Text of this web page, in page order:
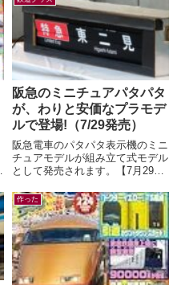
阪急のミニチュアパタパタ
が、わりと安価なプラモデ
ルで登場!（7/29発売）
阪急電車のパタパタ表示機のミニ
チュアモデルが組み立て式モデル
として発売されます。【7月29日
タパタ表示機が新登場！（HAN...
作った